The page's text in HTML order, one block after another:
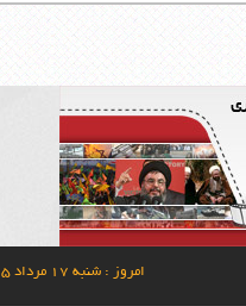
امروز : شنبه ۱۷ مرداد ۱۴۰۵